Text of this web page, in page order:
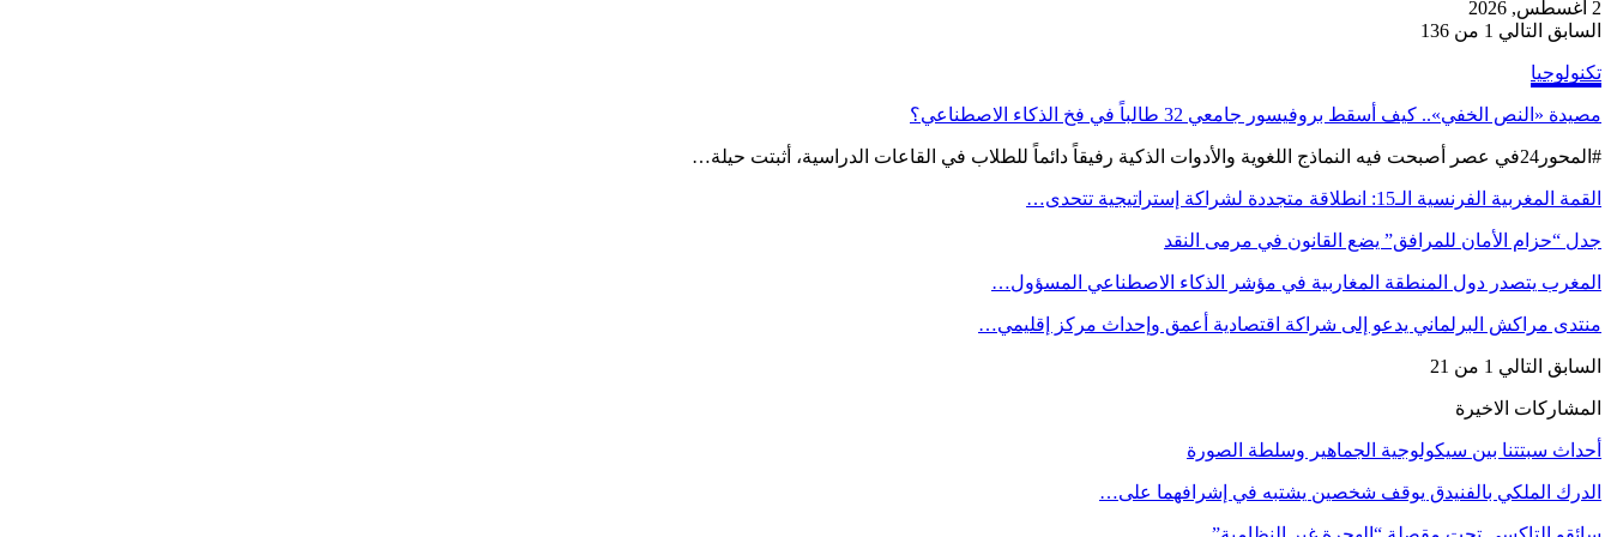
2 أغسطس, 2026
السابق التالي 1 من 136
تكنولوجيا
مصيدة «النص الخفي».. كيف أسقط بروفيسور جامعي 32 طالباً في فخ الذكاء الاصطناعي؟
#المحور24 ​في عصر أصبحت فيه النماذج اللغوية والأدوات الذكية رفيقاً دائماً للطلاب في القاعات الدراسية، أثبتت حيلة…
القمة المغربية الفرنسية الـ15: انطلاقة متجددة لشراكة إستراتيجية تتحدى…
جدل “حزام الأمان للمرافق” يضع القانون في مرمى النقد
المغرب يتصدر دول المنطقة المغاربية في مؤشر الذكاء الاصطناعي المسؤول…
منتدى مراكش البرلماني يدعو إلى شراكة اقتصادية أعمق وإحداث مركز إقليمي…
السابق التالي 1 من 21
المشاركات الاخيرة
أحداث سبتتنا بين سيكولوجية الجماهير وسلطة الصورة
الدرك الملكي بالفنيدق يوقف شخصين يشتبه في إشرافهما على…